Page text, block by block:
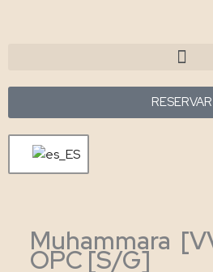
Menu
RESERVAR
Muhammara
OPC [S/G]